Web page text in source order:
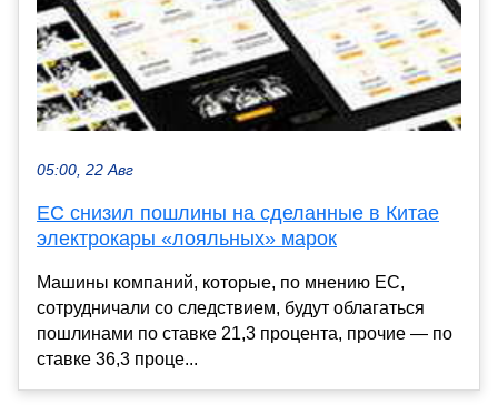
05:00, 22 Авг
ЕС снизил пошлины на сделанные в Китае
электрокары «лояльных» марок
Машины компаний, которые, по мнению ЕС,
сотрудничали со следствием, будут облагаться
пошлинами по ставке 21,3 процента, прочие — по
ставке 36,3 проце...